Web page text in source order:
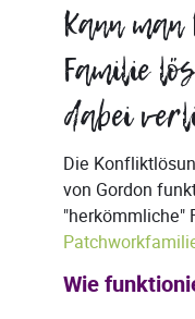
Kann
Familie
dabei
Die
von Gordon
"herkömmliche"
Wie